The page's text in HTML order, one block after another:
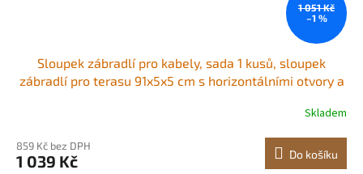
1 051 Kč
–1 %
Sloupek zábradlí pro kabely, sada 1 kusů, sloupek
zábradlí pro terasu 91x5x5 cm s horizontálními otvory a
kabely s horizontální a zakřivenou konzolou, černý,
Skladem
859 Kč bez DPH
1 039 Kč Do košíku